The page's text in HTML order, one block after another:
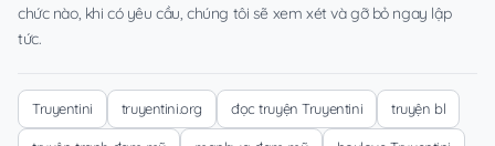
chức nào, khi có yêu cầu, chúng tôi sẽ xem xét và gỡ bỏ ngay lập
tức.
Truyentini truyentini.org đọc truyện Truyentini truyện bl